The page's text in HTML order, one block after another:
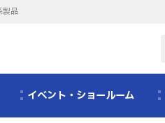
製品
イベント・ショールーム